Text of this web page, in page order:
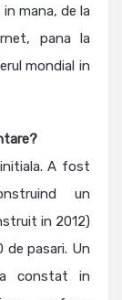
mana, de la
pana la
mondial in
A fost
un
in 2012)
pasari. Un
constat in